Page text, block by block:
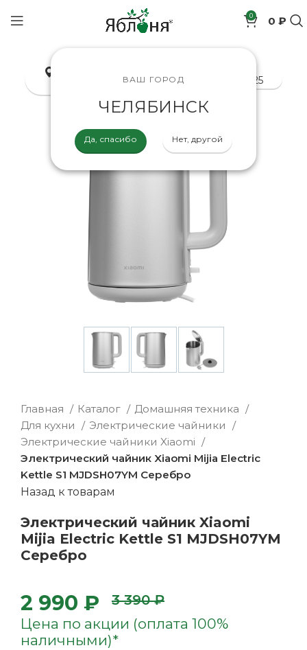
0
позиций0 ₽
ВАШ ГОРОД
ЧЕЛЯБИНСК
Да, спасибо Нет, другой
8-800-200-70-25
Главная Каталог
Домашняя техника
Для кухни
Электрические чайники
Электрические чайники Xiaomi
Электрический чайник Xiaomi Mijia Electric
Kettle S1 MJDSH07YM Серебро
Назад к товарам
Электрический чайник Xiaomi
Mijia Electric Kettle S1 MJDSH07YM
Серебро
2 990 ₽ 3 390 ₽
Цена по акции (оплата 100%
наличными)*